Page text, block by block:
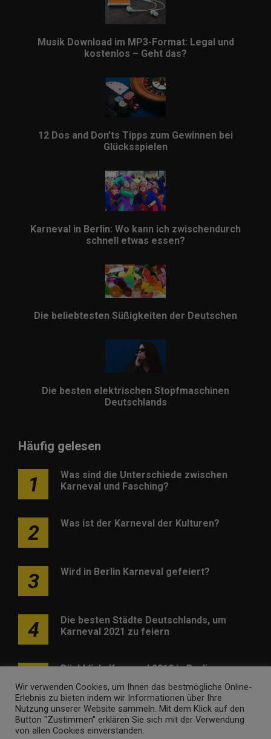
Musik Download im MP3-Format: Legal und
kostenlos – Geht das?
12 Dos and Don’ts Tipps zum Gewinnen bei
Glücksspielen
Karneval in Berlin: Wo kann ich zwischendurch
schnell etwas essen?
Die beliebtesten Süßigkeiten der Deutschen
Die besten elektrischen Stopfmaschinen
Deutschlands
Häufig gelesen
1
Was sind die Unterschiede zwischen
Karneval und Fasching?
2 Was ist der Karneval der Kulturen?
3 Wird in Berlin Karneval gefeiert?
4
Die besten Städte Deutschlands, um
Karneval 2021 zu feiern
Rückblick: Karneval 2019 in Berlin
Wir verwenden Cookies, um Ihnen das bestmögliche Online-
Erlebnis zu bieten indem wir Informationen über Ihre
Nutzung unserer Website sammeln. Mit dem Klick auf den
Button "Zustimmen" erklären Sie sich mit der Verwendung
von allen Cookies einverstanden.